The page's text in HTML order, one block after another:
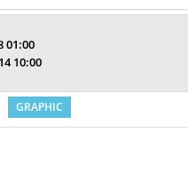
01:00
10:00
GRAPHIC